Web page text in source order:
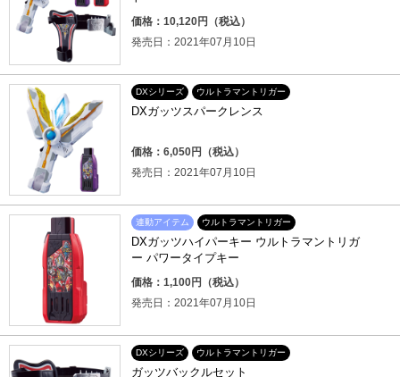
価格：10,120円（税込）
発売日：2021年07月10日
DXシリーズ ウルトラマントリガー
DXガッツスパークレンス
価格：6,050円（税込）
発売日：2021年07月10日
連動アイテム ウルトラマントリガー
DXガッツハイパーキー ウルトラマントリガ
ー パワータイプキー
価格：1,100円（税込）
発売日：2021年07月10日
DXシリーズ ウルトラマントリガー
ガッツバックルセット